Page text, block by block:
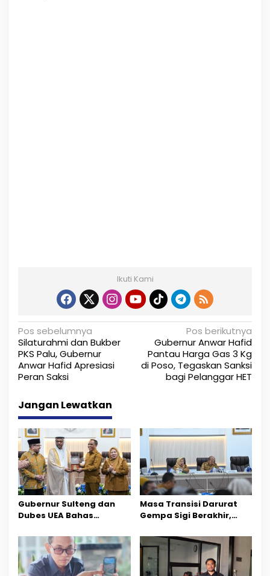
Ikuti Kami
N
a
v
g
a
s
i
p
o
s
Pos sebelumnya
Silaturahmi dan Bukber
PKS Palu, Gubernur
Anwar Hafid Apresiasi
Peran Saksi
Pos berikutnya
Gubernur Anwar Hafid
Pantau Harga Gas 3 Kg
di Poso, Tegaskan Sanksi
bagi Pelanggar HET
Jangan Lewatkan
Gubernur Sulteng dan
Dubes UEA Bahas
Sektor Jadi Prioritas
Masa Transisi Darurat
Gempa Sigi Berakhir,
Percepatan Pemulihan